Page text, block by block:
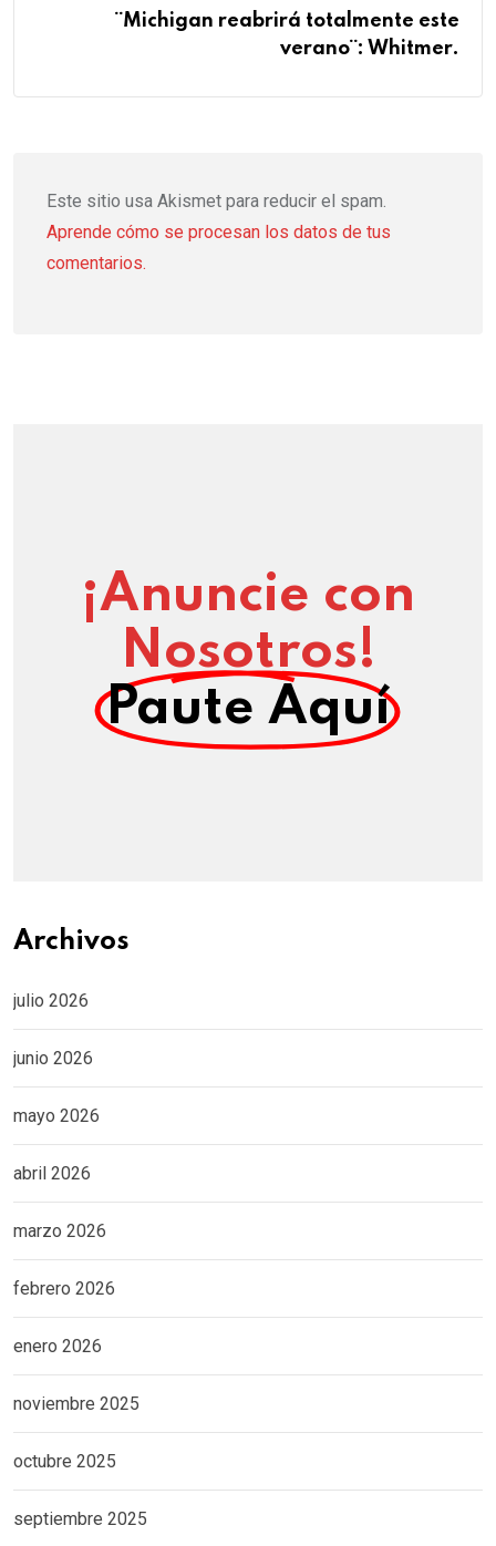
¨Michigan reabrirá totalmente este
verano¨: Whitmer.
Este sitio usa Akismet para reducir el spam.
Aprende cómo se procesan los datos de tus
comentarios.
¡Anuncie con
Nosotros!
Paute Aquí
Archivos
julio 2026
junio 2026
mayo 2026
abril 2026
marzo 2026
febrero 2026
enero 2026
noviembre 2025
octubre 2025
septiembre 2025